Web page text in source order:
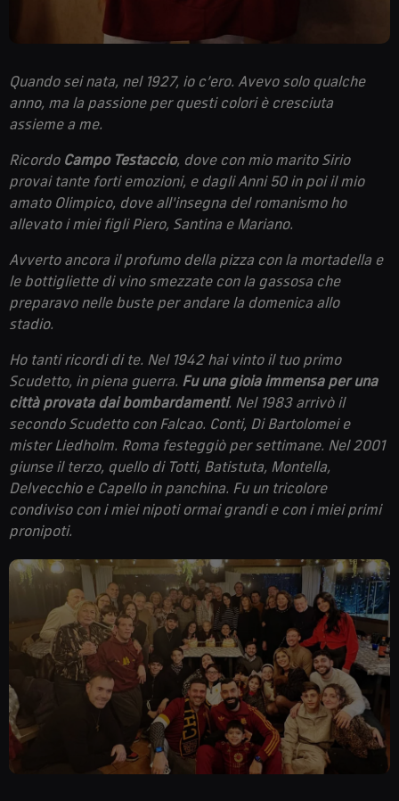
Quando sei nata, nel 1927, io c’ero. Avevo solo qualche
anno, ma la passione per questi colori è cresciuta
assieme a me.
Ricordo Campo Testaccio, dove con mio marito Sirio
provai tante forti emozioni, e dagli Anni 50 in poi il mio
amato Olimpico, dove all'insegna del romanismo ho
allevato i miei figli Piero, Santina e Mariano.
Avverto ancora il profumo della pizza con la mortadella e
le bottigliette di vino smezzate con la gassosa che
preparavo nelle buste per andare la domenica allo
stadio.
Ho tanti ricordi di te. Nel 1942 hai vinto il tuo primo
Scudetto, in piena guerra. Fu una gioia immensa per una
città provata dai bombardamenti. Nel 1983 arrivò il
secondo Scudetto con Falcao. Conti, Di Bartolomei e
mister Liedholm. Roma festeggiò per settimane. Nel 2001
giunse il terzo, quello di Totti, Batistuta, Montella,
Delvecchio e Capello in panchina. Fu un tricolore
condiviso con i miei nipoti ormai grandi e con i miei primi
pronipoti.